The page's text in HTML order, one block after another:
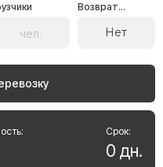
Возврат...
Нет
Срок:
0 дн.